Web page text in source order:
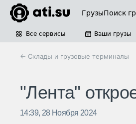
ГрузыПоиск
Все сервисы Ваши грузы
← Склады и грузовые терминалы
"Лента"
14:39, 28 Ноября 2024